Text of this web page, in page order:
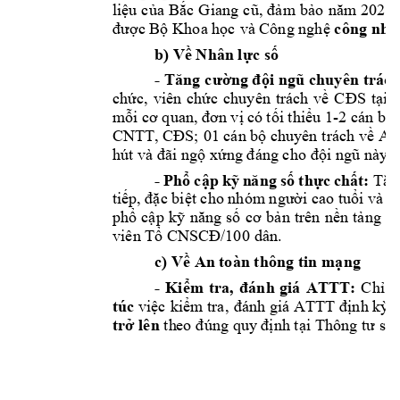
liệu của Bắc Giang cũ, đảm bảo năm 2025
được Bộ Khoa học và Công nghệ công nh
b) Về Nhân lực số
- Tăng cường đội ngũ chuyên trác
chức, viên chức chuyên trách về CĐS tại
mỗi cơ quan, đơn vị có tối thiểu 1-2 cán bộ
CNTT, CĐS; 01 cán bộ chuyên trách về
hút và đãi ngộ xứng đáng cho đội ngũ này
- Phổ cập kỹ năng số thực chất: Tă
tiếp, đặc biệt cho nhóm người cao tuổi và
phổ cập kỹ năng số cơ bản trên nền tảng
viên Tổ CNSCĐ/100 dân.
c) Về An toàn thông tin mạng
- Kiểm tra, đánh giá ATTT: Chỉ
túc việc kiểm tra, đánh giá ATTT định kỳ
trở lên theo đúng quy định tại Thông tư số